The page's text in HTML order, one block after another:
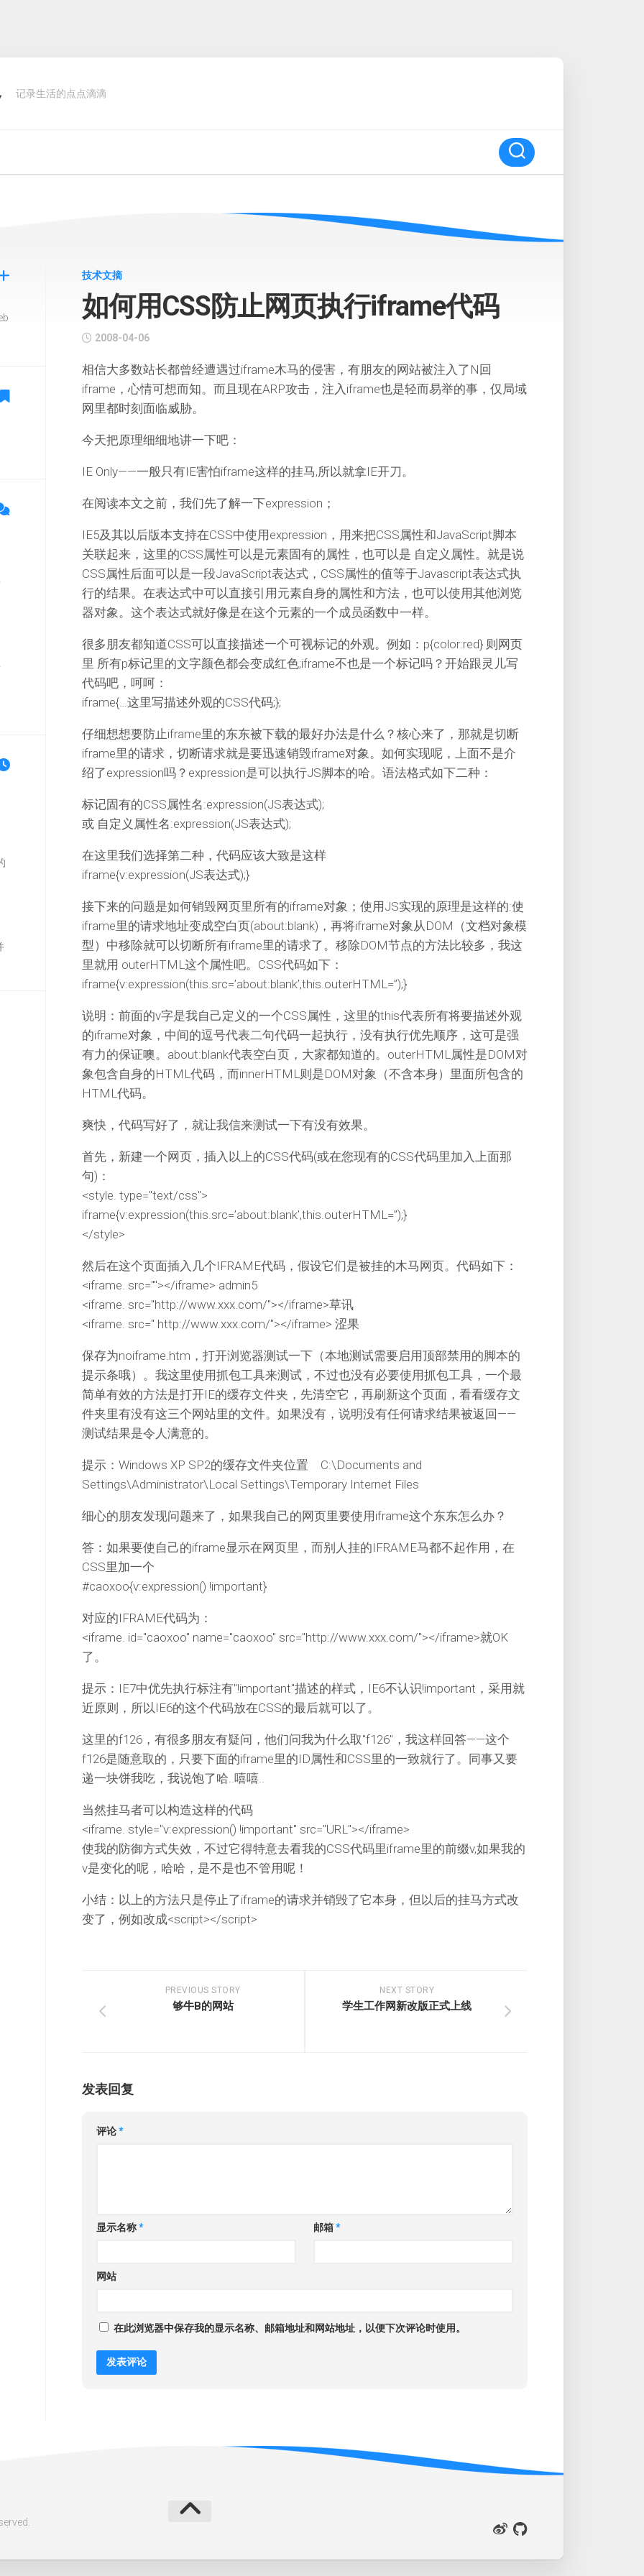
记录生活的点点滴滴
技术文摘
如何用CSS防止网页执行iframe代码
2008-04-06
相信大多数站长都曾经遭遇过iframe木马的侵害，有朋友的网站被注入了N回
iframe，心情可想而知。而且现在ARP攻击，注入iframe也是轻而易举的事，仅局域
网里都时刻面临威胁。
今天把原理细细地讲一下吧：
IE Only——一般只有IE害怕iframe这样的挂马,所以就拿IE开刀。
在阅读本文之前，我们先了解一下expression；
IE5及其以后版本支持在CSS中使用expression，用来把CSS属性和JavaScript脚本
关联起来，这里的CSS属性可以是元素固有的属性，也可以是 自定义属性。就是说
CSS属性后面可以是一段JavaScript表达式，CSS属性的值等于Javascript表达式执
行的结果。在表达式中可以直接引用元素自身的属性和方法，也可以使用其他浏览
器对象。这个表达式就好像是在这个元素的一个成员函数中一样。
很多朋友都知道CSS可以直接描述一个可视标记的外观。例如：p{color:red} 则网页
里 所有p标记里的文字颜色都会变成红色;iframe不也是一个标记吗？开始跟灵儿写
代码吧，呵呵：
iframe{…这里写描述外观的CSS代码;};
仔细想想要防止iframe里的东东被下载的最好办法是什么？核心来了，那就是切断
iframe里的请求，切断请求就是要迅速销毁iframe对象。如何实现呢，上面不是介
绍了expression吗？expression是可以执行JS脚本的哈。语法格式如下二种：
标记固有的CSS属性名:expression(JS表达式);
或 自定义属性名:expression(JS表达式);
在这里我们选择第二种，代码应该大致是这样
iframe{v:expression(JS表达式);}
接下来的问题是如何销毁网页里所有的iframe对象；使用JS实现的原理是这样的:使
iframe里的请求地址变成空白页(about:blank)，再将iframe对象从DOM（文档对象模
型）中移除就可以切断所有iframe里的请求了。移除DOM节点的方法比较多，我这
里就用 outerHTML这个属性吧。CSS代码如下：
iframe{v:expression(this.src=’about:blank’,this.outerHTML=”);}
说明：前面的v字是我自己定义的一个CSS属性，这里的this代表所有将要描述外观
的iframe对象，中间的逗号代表二句代码一起执行，没有执行优先顺序，这可是强
有力的保证噢。about:blank代表空白页，大家都知道的。outerHTML属性是DOM对
象包含自身的HTML代码，而innerHTML则是DOM对象（不含本身）里面所包含的
HTML代码。
爽快，代码写好了，就让我信来测试一下有没有效果。
首先，新建一个网页，插入以上的CSS代码(或在您现有的CSS代码里加入上面那
句)：
<style. type="text/css">
iframe{v:expression(this.src=’about:blank’,this.outerHTML=”);}
</style>
然后在这个页面插入几个IFRAME代码，假设它们是被挂的木马网页。代码如下：
<iframe. src=""></iframe> admin5
<iframe. src="http://www.xxx.com/"></iframe>草讯
<iframe. src=" http://www.xxx.com/"></iframe> 涩果
保存为noiframe.htm，打开浏览器测试一下（本地测试需要启用顶部禁用的脚本的
提示条哦）。我这里使用抓包工具来测试，不过也没有必要使用抓包工具，一个最
简单有效的方法是打开IE的缓存文件夹，先清空它，再刷新这个页面，看看缓存文
件夹里有没有这三个网站里的文件。如果没有，说明没有任何请求结果被返回——
测试结果是令人满意的。
提示：Windows XP SP2的缓存文件夹位置 C:\Documents and
Settings\Administrator\Local Settings\Temporary Internet Files
细心的朋友发现问题来了，如果我自己的网页里要使用iframe这个东东怎么办？
答：如果要使自己的iframe显示在网页里，而别人挂的IFRAME马都不起作用，在
CSS里加一个
#caoxoo{v:expression() !important}
对应的IFRAME代码为：
<iframe. id="caoxoo" name="caoxoo" src="http://www.xxx.com/"></iframe>就OK
了。
提示：IE7中优先执行标注有"!important"描述的样式，IE6不认识!important，采用就
近原则，所以IE6的这个代码放在CSS的最后就可以了。
这里的f126，有很多朋友有疑问，他们问我为什么取"f126"，我这样回答——这个
f126是随意取的，只要下面的iframe里的ID属性和CSS里的一致就行了。同事又要
递一块饼我吃，我说饱了哈..嘻嘻..
当然挂马者可以构造这样的代码
<iframe. style="v:expression() !important" src="URL"></iframe>
使我的防御方式失效，不过它得特意去看我的CSS代码里iframe里的前缀v,如果我的
v是变化的呢，哈哈，是不是也不管用呢！
小结：以上的方法只是停止了iframe的请求并销毁了它本身，但以后的挂马方式改
变了，例如改成<script></script>
NEXT STORY
学生工作网新改版正式上线
PREVIOUS STORY
够牛B的网站
发表回复
评论*
显示名称* 邮箱*
网站
在此浏览器中保存我的显示名称、邮箱地址和网站地址，以便下次评论时使用。